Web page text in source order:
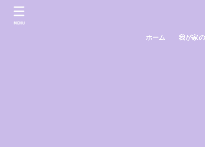
ホーム 我が家
MENU